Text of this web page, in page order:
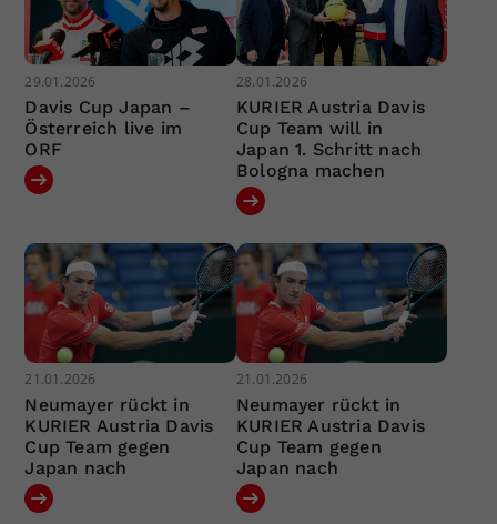
29.01.2026
Davis Cup Japan –
Österreich live im
ORF
28.01.2026
KURIER Austria Davis
Cup Team will in
Japan 1. Schritt nach
Bologna machen
21.01.2026
Neumayer rückt in
KURIER Austria Davis
Cup Team gegen
Japan nach
21.01.2026
Neumayer rückt in
KURIER Austria Davis
Cup Team gegen
Japan nach